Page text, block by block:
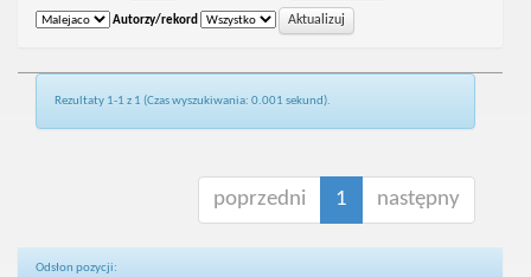
Autorzy/rekord
Rezultaty 1-1 z 1 (Czas wyszukiwania: 0.001 sekund).
poprzedni 1 następny
Odsłon pozycji: